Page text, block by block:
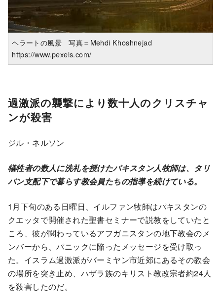
ヘラートの風景 写真＝Mehdi Khoshnejad
https://www.pexels.com/
過激派の襲撃により数十人のクリスチャ
ンが殺害
ジル・ネルソン
犠牲者の数人に洗礼を授けたパキスタン人牧師は、タリ
バン支配下で暮らす教会員たちの指導を続けている。
1月下旬のある日曜日、イルファン牧師はパキスタンの
クエッタで開催された聖書セミナーで説教をしていたと
ころ、彼が関わっているアフガニスタンの地下教会のメ
ンバーから、パニックに陥ったメッセージを受け取っ
た。イスラム過激派がバーミヤン市近郊にあるその教会
の場所を突き止め、ハザラ族のキリスト教改宗者約24人
を殺害したのだ。